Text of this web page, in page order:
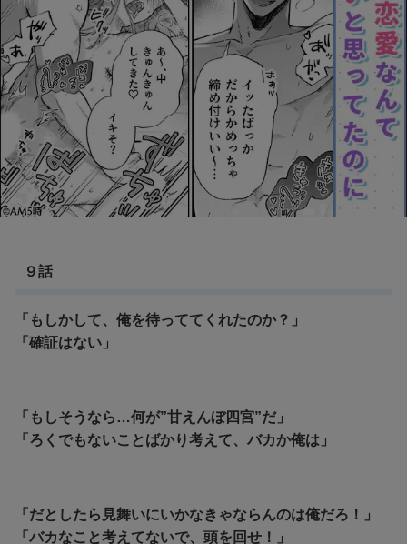
９話
「もしかして、俺を待っててくれたのか？」
「確証はない」
「もしそうなら…何が”甘えんぼ四宮”だ」
「ろくでもないことばかり考えて、バカか俺は」
「だとしたら見舞いにいかなきゃならんのは俺だろ！」
「バカなこと考えてないで、頭を回せ！」